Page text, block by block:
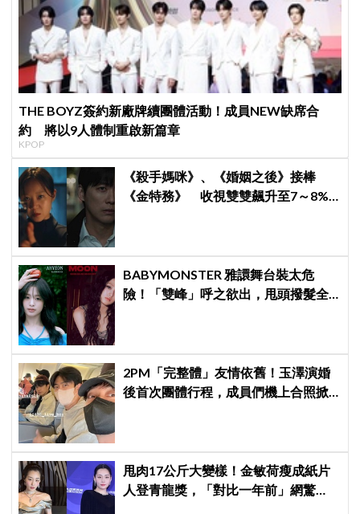
THE BOYZ簽約新廠牌續團體活動！成員NEW缺席合
約 將以9人體制重啟新篇章
KPOP
《殺手媽咪》、《婚姻之後》接棒
《金特務》 收視雙雙飆升至7～8%
BABYMONSTER 雅譞舞台裝太危
險！「雙峰」呼之欲出，甩頭撥髮全
2PM「完整體」友情依舊！玉澤演婚
後首次團體行程，成員們機上合照掀
甩肉17公斤大變樣！金敏荷瘦成紙片
人登青龍獎，「對比一年前」網驚